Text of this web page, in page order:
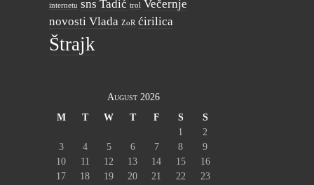
internetu sns Tadić trol Večernje
novosti Vlada ZoR ćirilica
Štrajk
August 2026
M
T W T F S
S
1
2
3
4 5 6 7 8
9
10
11 12 13 14 15
16
17
18 19 20 21 22
23